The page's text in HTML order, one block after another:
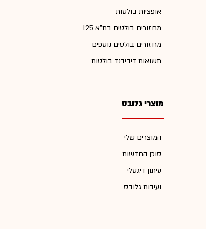
אופציות בולטות
מחזורים בולטים בת"א 125
מחזורים בולטים נוספים
תשואות דיבידנד בולטות
מוצרי גלובס
המוצרים שלי
סוכן החדשות
עיתון דיגטלי
ועידות גלובס